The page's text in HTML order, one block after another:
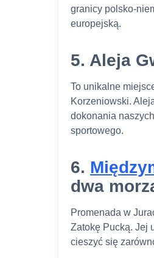
granicy polsko-
europejską.
5. Aleja
To unikalne
Korzeniowski.
dokonania
sportowego.
6.
dwa
Promenada w
Zatokę Pucką. Jej
cieszyć się